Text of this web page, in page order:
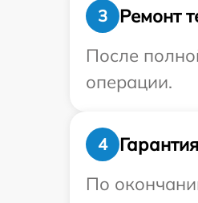
3
Ремонт
После
операции.
4
Гарантия
По